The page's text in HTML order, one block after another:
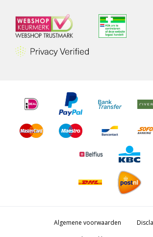
Algemene voorwaarden